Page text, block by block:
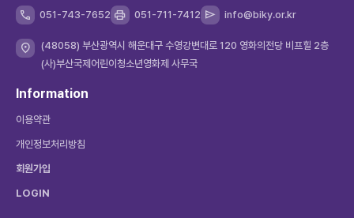
051-743-7652 051-711-7412 info@biky.or.kr
(48058) 부산광역시 해운대구 수영강변대로 120 영화의전당 비프힐 2층
(사)부산국제어린이청소년영화제 사무국
Information
이용약관
개인정보처리방침
회원가입
LOGIN